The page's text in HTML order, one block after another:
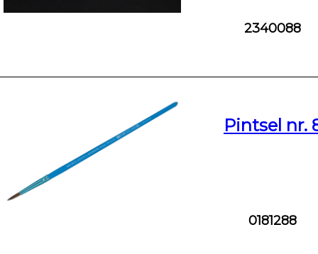
2340088
Pintsel nr.
0181288